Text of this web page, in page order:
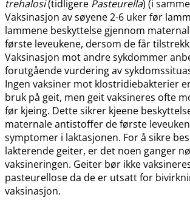
trehalosi(tidligere Pasteurella) (i
Vaksinasjon av søyene 2-6 uker før
lammene beskyttelse gjennom
første leveukene, dersom de får
Vaksinasjon mot andre sykdommer
forutgående vurdering av
Ingen vaksiner mot klostridiebakterier
bruk på geit, men geit vaksineres ofte
før kjeing. Dette sikrer kjeene
maternale antistoffer de første
symptomer i laktasjonen. For å sikre
lakterende geiter, er det noen ganger
vaksineringen. Geiter bør ikke
pasteurellose da de er utsatt for
vaksinasjon.